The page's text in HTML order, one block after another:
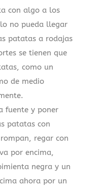
con algo a los
no pueda llegar
patatas a rodajas
se tienen que
como un
de medio
fuente y poner
patatas con
regar con
por encima,
negra y un
ahora por un